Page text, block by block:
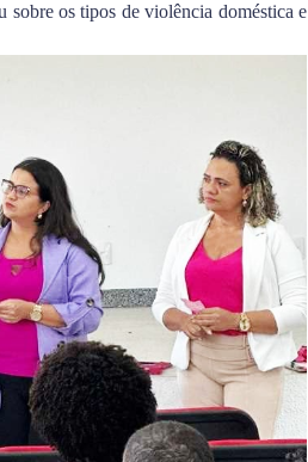
os tipos de violência doméstica e